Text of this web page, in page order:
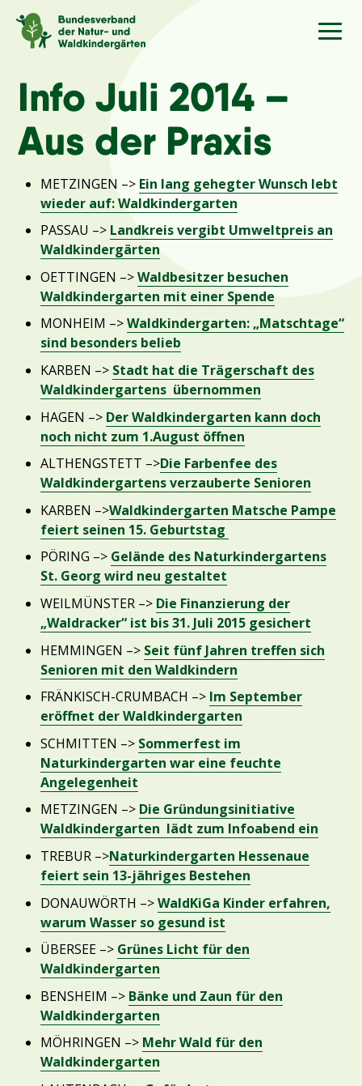
Sprache/Language
Aktuelles
Über uns
Kindergärten
Angebote
Kontakt
Info Juli 2014 –
Aus der Praxis
METZINGEN –> Ein lang gehegter Wunsch lebt
wieder auf: Waldkindergarten
PASSAU –> Landkreis vergibt Umweltpreis an
Waldkindergärten
OETTINGEN –>Waldbesitzer besuchen
Waldkindergarten mit einer Spende
MONHEIM –>Waldkindergarten: „Matschtage“
sind besonders belieb
KARBEN –> Stadt hat die Trägerschaft des
Waldkindergartens übernommen
HAGEN –> Der Waldkindergarten kann doch
noch nicht zum 1.August öffnen
ALTHENGSTETT –>Die Farbenfee des
Waldkindergartens verzauberte Senioren
KARBEN –>Waldkindergarten Matsche Pampe
feiert seinen 15. Geburtstag
PÖRING –> Gelände des Naturkindergartens
St. Georg wird neu gestaltet
WEILMÜNSTER –> Die Finanzierung der
„Waldracker“ ist bis 31. Juli 2015 gesichert
HEMMINGEN –> Seit fünf Jahren treffen sich
Senioren mit den Waldkindern
FRÄNKISCH-CRUMBACH –> Im September
eröffnet der Waldkindergarten
SCHMITTEN –> Sommerfest im
Naturkindergarten war eine feuchte
Angelegenheit
METZINGEN –> Die Gründungsinitiative
Waldkindergarten lädt zum Infoabend ein
TREBUR –>Naturkindergarten Hessenaue
feiert sein 13-jähriges Bestehen
DONAUWÖRTH –>WaldKiGa Kinder erfahren,
warum Wasser so gesund ist
ÜBERSEE –> Grünes Licht für den
Waldkindergarten
BENSHEIM –> Bänke und Zaun für den
Waldkindergarten
MÖHRINGEN –> Mehr Wald für den
Waldkindergarten